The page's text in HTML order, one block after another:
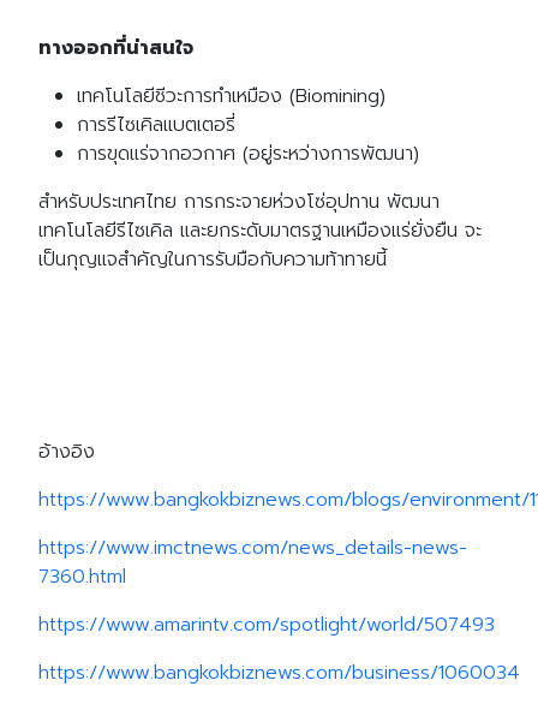
ทางออกที่น่าสนใจ
เทคโนโลยีชีวะการทำเหมือง (Biomining)
การรีไซเคิลแบตเตอรี่
การขุดแร่จากอวกาศ (อยู่ระหว่างการพัฒนา)
สำหรับประเทศไทย การกระจายห่วงโซ่อุปทาน พัฒนา
เทคโนโลยีรีไซเคิล และยกระดับมาตรฐานเหมืองแร่ยั่งยืน จะ
เป็นกุญแจสำคัญในการรับมือกับความท้าทายนี้
อ้างอิง
https://www.bangkokbiznews.com/blogs/environment/
https://www.imctnews.com/news_details-news-
7360.html
https://www.amarintv.com/spotlight/world/507493
https://www.bangkokbiznews.com/business/1060034